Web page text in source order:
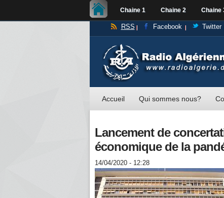
Chaine 1 Chaine 2 Chaine
RSS Facebook Twitter
Accueil Qui sommes nous?
Lancement de
économique de la
14/04/2020 - 12:28